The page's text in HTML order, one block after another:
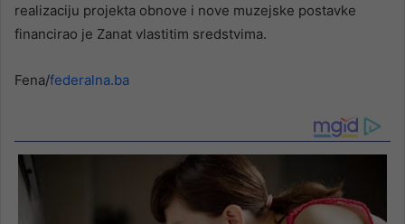
realizaciju projekta obnove i nove muzejske postavke
financirao je Zanat vlastitim sredstvima.
Fena/federalna.ba